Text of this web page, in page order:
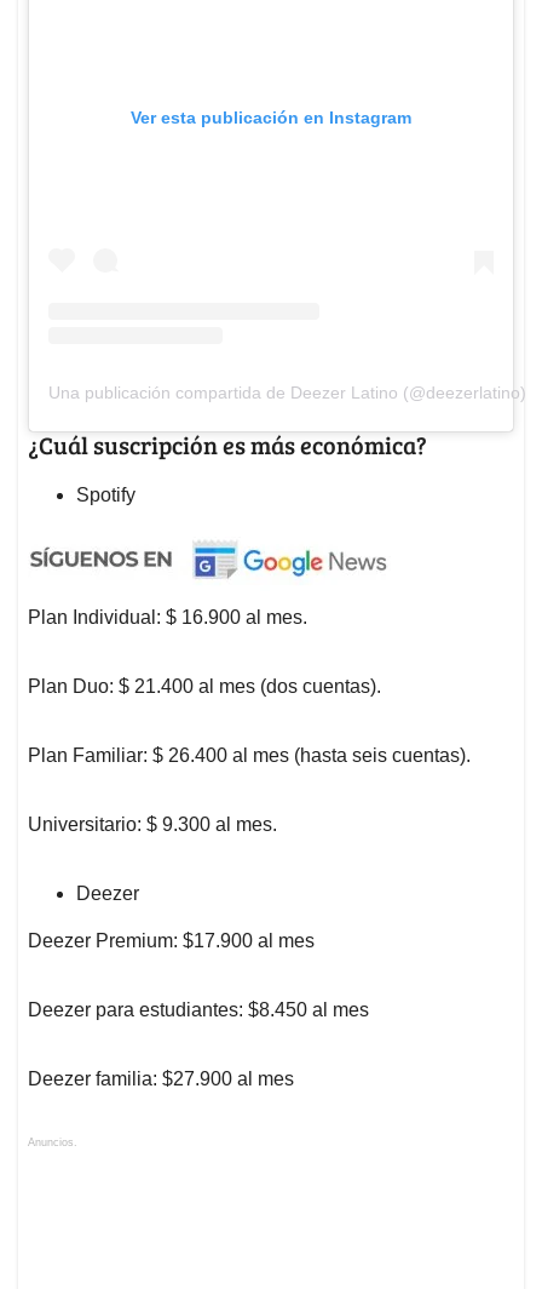
Ver esta publicación en Instagram
Una publicación compartida de Deezer Latino (@deezerlatino)
¿Cuál suscripción es más económica?
Spotify
Plan Individual: $ 16.900 al mes.
Plan Duo: $ 21.400 al mes (dos cuentas).
Plan Familiar: $ 26.400 al mes (hasta seis cuentas).
Universitario: $ 9.300 al mes.
Deezer
Deezer Premium: $17.900 al mes
Deezer para estudiantes: $8.450 al mes
Deezer familia: $27.900 al mes
Anuncios.